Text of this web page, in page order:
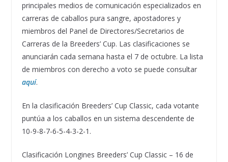
principales medios de comunicación especializados en
carreras de caballos pura sangre, apostadores y
miembros del Panel de Directores/Secretarios de
Carreras de la Breeders’ Cup. Las clasificaciones se
anunciarán cada semana hasta el 7 de octubre. La lista
de miembros con derecho a voto se puede consultar
aquí.
En la clasificación Breeders’ Cup Classic, cada votante
puntúa a los caballos en un sistema descendente de
10-9-8-7-6-5-4-3-2-1.
Clasificación Longines Breeders’ Cup Classic – 16 de